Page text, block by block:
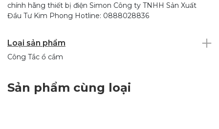
chính hãng thiết bị điện Simon Công ty TNHH Sản Xuất
Đầu Tư Kim Phong Hotline: 0888028836
Loại sản phẩm
Công Tắc ổ cắm
Sản phẩm cùng loại